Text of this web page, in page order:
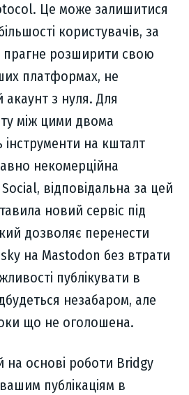
Це може залишитися
користувачів, за
прагне розширити свою
платформах, не
з нуля. Для
між цими двома
на кшталт
некомерційна
Social, відповідальна за цей
новий сервіс під
дозволяє перенести
на Mastodon без втрати
публікувати в
незабаром, але
що не оголошена.
на основі роботи Bridgy
публікаціям в